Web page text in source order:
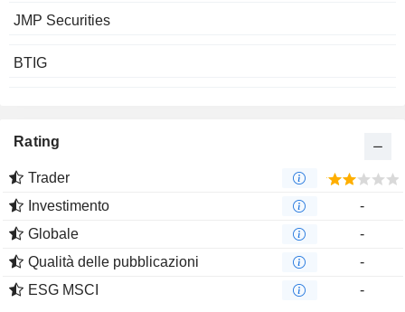
JMP Securities
BTIG
Rating
Trader
Investimento
-
Globale
-
Qualità delle pubblicazioni
-
ESG MSCI
-